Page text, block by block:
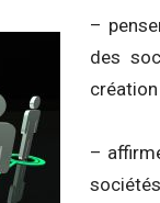
–
des
–